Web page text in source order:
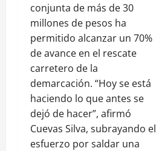
conjunta de más de 30
millones de pesos ha
permitido alcanzar un 70%
de avance en el rescate
carretero de la
demarcación. “Hoy se está
haciendo lo que antes se
dejó de hacer”, afirmó
Cuevas Silva, subrayando el
esfuerzo por saldar una